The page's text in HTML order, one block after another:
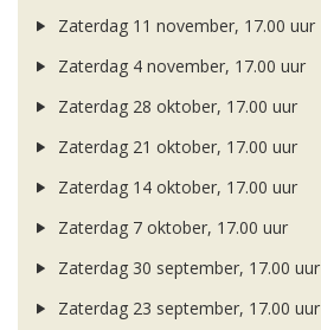
Zaterdag 11 november, 17.00 uur
Zaterdag 4 november, 17.00 uur
Zaterdag 28 oktober, 17.00 uur
Zaterdag 21 oktober, 17.00 uur
Zaterdag 14 oktober, 17.00 uur
Zaterdag 7 oktober, 17.00 uur
Zaterdag 30 september, 17.00 uur
Zaterdag 23 september, 17.00 uur